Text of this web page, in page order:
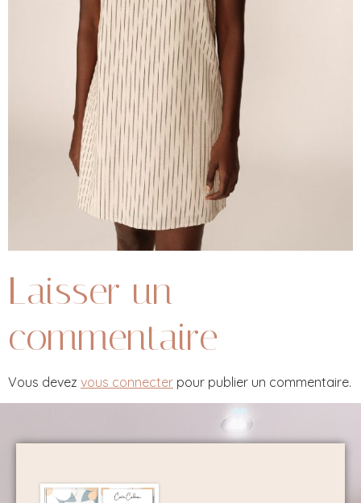
Laisser un
commentaire
Vous devez vous connecter pour publier un commentaire.